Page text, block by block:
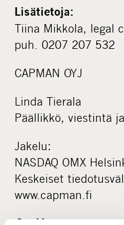
Lisätietoja:
Tiina Mikkola, legal
puh. 0207 207 532
CAPMAN OYJ
Linda Tierala
Päällikkö, viestintä
Jakelu:
NASDAQ OMX
Keskeiset
www.capman.fi